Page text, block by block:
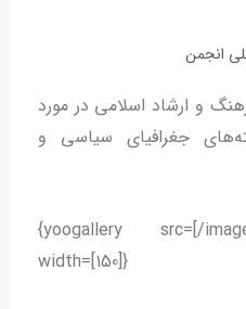
انجمن
و ارشاد اسلامی در مورد
جغرافیای سیاسی و
{yoogallery src=[/
width=[150]}